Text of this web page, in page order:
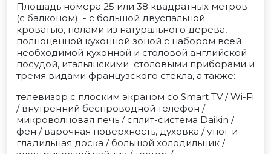
Площадь номера 25 или 38 квадратных метров
(с балконом) - с большой двуспальной
кроватью, полами из натурального дерева,
полноценной кухонной зоной с набором всей
необходимой кухонной и столовой английской
посудой, итальянскими столовыми приборами и
тремя видами французского стекла, а также:
телевизор с плоским экраном со Smart TV / Wi-Fi
/ внутренний беспроводной телефон /
микроволновая печь / сплит-система Daikin /
фен / варочная поверхность, духовка / утюг и
гладильная доска / большой холодильник /